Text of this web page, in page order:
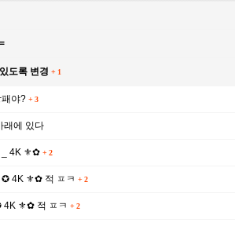
도록 변경 + 1
야? + 3
래에 있다
_ 4K ⚜✿ + 2
4K ⚜✿ 적 ㅍㅋ + 2
⚜✿ 적 ㅍㅋ + 2